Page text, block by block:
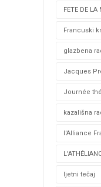
FETE DE LA
Francuski
glazbena
Jacques
Journée
kazališna
l'Alliance
ljetni tečaj